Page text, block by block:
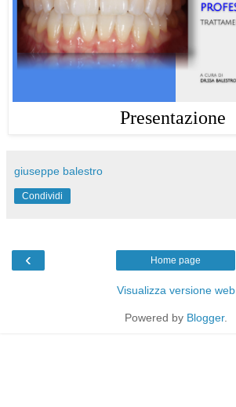
Presentazione
giuseppe balestro
Condividi
‹ Home page
Visualizza versione web
Powered by Blogger.